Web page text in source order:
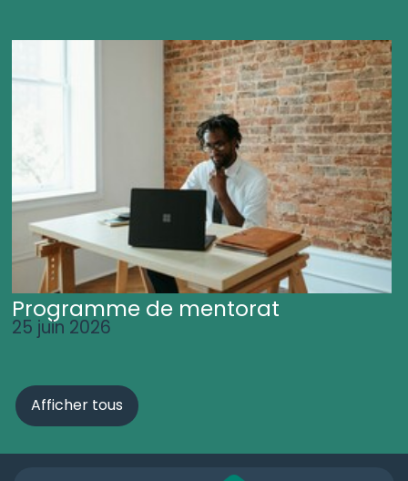
Programme de mentorat
25 juin 2026
Afficher tous